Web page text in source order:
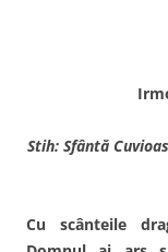
Stih: Sfântă
Cu scânteile